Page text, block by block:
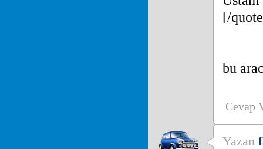
[/
bu
Cevap
Yazan